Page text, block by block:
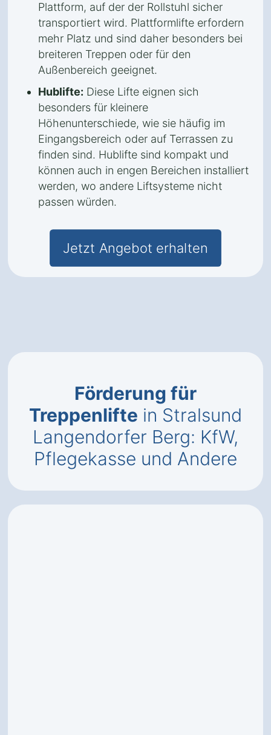
Plattform, auf der der Rollstuhl sicher
transportiert wird. Plattformlifte erfordern
mehr Platz und sind daher besonders bei
breiteren Treppen oder für den
Außenbereich geeignet.
Hublifte: Diese Lifte eignen sich
besonders für kleinere
Höhenunterschiede, wie sie häufig im
Eingangsbereich oder auf Terrassen zu
finden sind. Hublifte sind kompakt und
können auch in engen Bereichen installiert
werden, wo andere Liftsysteme nicht
passen würden.
Jetzt Angebot erhalten
Förderung für
Treppenlifte in Stralsund
Langendorfer Berg: KfW,
Pflegekasse und Andere